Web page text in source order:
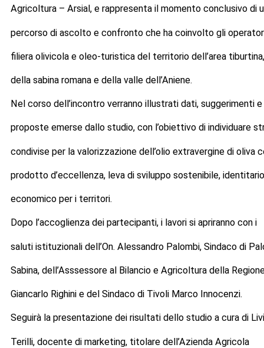
Agricoltura – Arsial, e rappresenta il momento conclusivo di
percorso di ascolto e confronto che ha coinvolto gli
filiera olivicola e oleo-turistica del territorio dell’area tiburtina,
della sabina romana e della valle dell’Aniene.
Nel corso dell’incontro verranno illustrati dati, suggerimenti e
proposte emerse dallo studio, con l’obiettivo di individuare
condivise per la valorizzazione dell’olio extravergine di oliva
prodotto d’eccellenza, leva di sviluppo sostenibile,
economico per i territori.
Dopo l’accoglienza dei partecipanti, i lavori si apriranno con i
saluti istituzionali dell’On. Alessandro Palombi, Sindaco di
Sabina, dell’Asssessore al Bilancio e Agricoltura della
Giancarlo Righini e del Sindaco di Tivoli Marco Innocenzi.
Seguirà la presentazione dei risultati dello studio a cura di
Terilli, docente di marketing, titolare dell’Azienda Agricola